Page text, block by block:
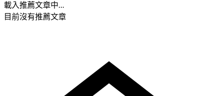
載入推薦文章中...
目前沒有推薦文章